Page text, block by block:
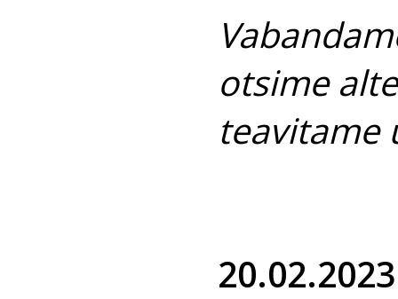
otsime
teavitame
20.02.2023